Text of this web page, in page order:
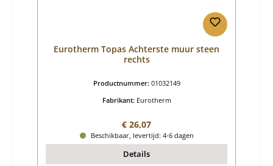
Eurotherm Topas Achterste muur steen
rechts
Productnummer: 01032149
Fabrikant: Eurotherm
Normale prijs:
€ 26,07
Beschikbaar, levertijd: 4-6 dagen
Details